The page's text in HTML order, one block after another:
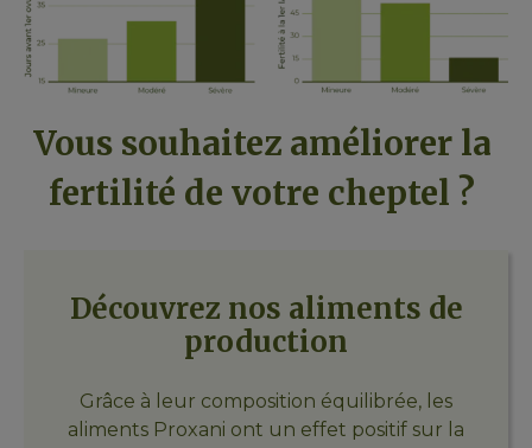
Vous souhaitez améliorer la
fertilité de votre cheptel ?
Découvrez nos aliments de
production
Grâce à leur composition équilibrée, les
aliments Proxani ont un effet positif sur la